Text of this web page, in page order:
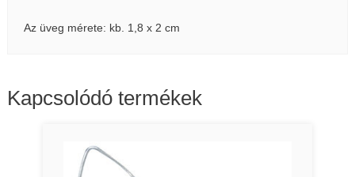
Az üveg mérete: kb. 1,8 x 2 cm
Kapcsolódó termékek